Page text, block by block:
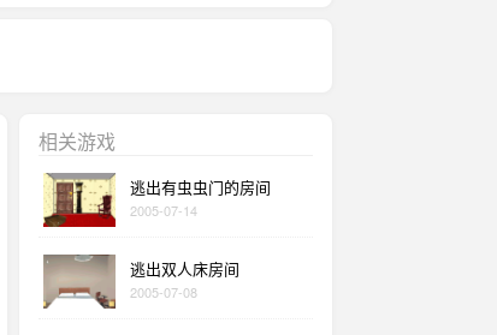
相关游戏
逃出有虫虫门的房间
2005-07-14
逃出双人床房间
2005-07-08